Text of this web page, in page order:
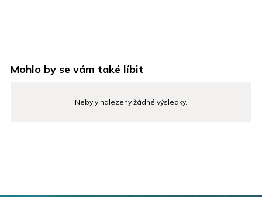
Mohlo by se vám také líbit
Nebyly nalezeny žádné výsledky.